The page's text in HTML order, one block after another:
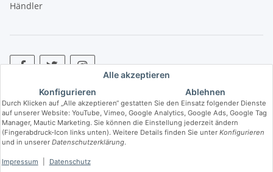
Alle akzeptieren
Konfigurieren
Ablehnen
Durch Klicken auf „Alle akzeptieren“ gestatten Sie den Einsatz folgender Dienste
auf unserer Website: YouTube, Vimeo, Google Analytics, Google Ads, Google Tag
Manager, Mautic Marketing. Sie können die Einstellung jederzeit ändern
(Fingerabdruck-Icon links unten). Weitere Details finden Sie unter Konfigurieren
und in unserer Datenschutzerklärung.
Impressum Datenschutz
* Alle Preise inkl. gesetzlicher USt., zzgl.
. ** Hierbei handelt es
sich um die unverbindliche Preisempfehlung des Herstellers (kurz UVP).
© Copyright © 2017 bis 2025 bike-store de Vertriebs GmbH - Der Radladen
& E-Bike Speziallist aus Haßfurt. Wir führen die Brands Haibike, Cube,
Ghost, LIV, Simplon und Giant.